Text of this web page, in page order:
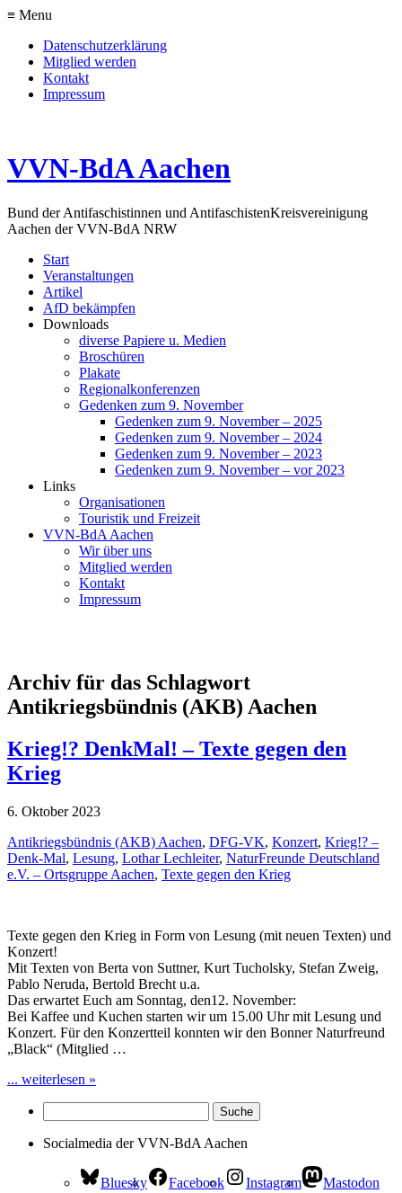
≡ Menu
Datenschutzerklärung
Mitglied werden
Kontakt
Impressum
VVN-BdA Aachen
Bund der Antifaschistinnen und AntifaschistenKreisvereinigung
Aachen der VVN-BdA NRW
Start
Veranstaltungen
Artikel
AfD bekämpfen
Downloads
diverse Papiere u. Medien
Broschüren
Plakate
Regionalkonferenzen
Gedenken zum 9. November
Gedenken zum 9. November – 2025
Gedenken zum 9. November – 2024
Gedenken zum 9. November – 2023
Gedenken zum 9. November – vor 2023
Links
Organisationen
Touristik und Freizeit
VVN-BdA Aachen
Wir über uns
Mitglied werden
Kontakt
Impressum
Archiv für das Schlagwort
Antikriegsbündnis (AKB) Aachen
Krieg!? DenkMal! – Texte gegen den
Krieg
6. Oktober 2023
Antikriegsbündnis (AKB) Aachen, DFG-VK, Konzert, Krieg!? –
Denk-Mal, Lesung, Lothar Lechleiter, NaturFreunde Deutschland
e.V. – Ortsgruppe Aachen, Texte gegen den Krieg
Texte gegen den Krieg in Form von Lesung (mit neuen Texten) und
Konzert!
Mit Texten von Berta von Suttner, Kurt Tucholsky, Stefan Zweig,
Pablo Neruda, Bertold Brecht u.a.
Das erwartet Euch am Sonntag, den12. November:
Bei Kaffee und Kuchen starten wir um 15.00 Uhr mit Lesung und
Konzert. Für den Konzertteil konnten wir den Bonner Naturfreund
„Black“ (Mitglied …
... weiterlesen »
Socialmedia der VVN-BdA Aachen
Bluesky Facebook Instagram
Mastodon